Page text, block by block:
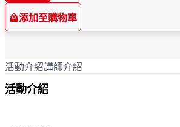
添加至購物車
活動介紹講師介紹
活動介紹